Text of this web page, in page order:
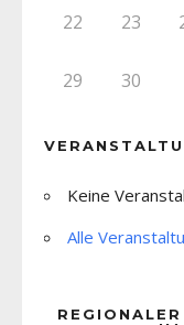
22 23
29 30
Keine
Alle